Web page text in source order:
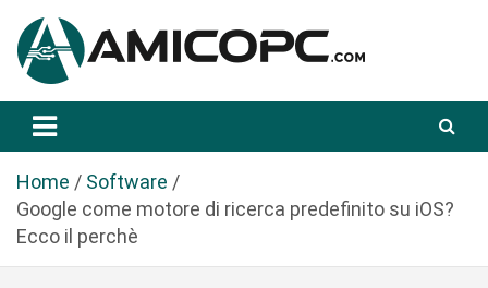
a
Amicopc.com
Home
Software
Google come motore di ricerca predefinito su iOS?
Ecco il perchè